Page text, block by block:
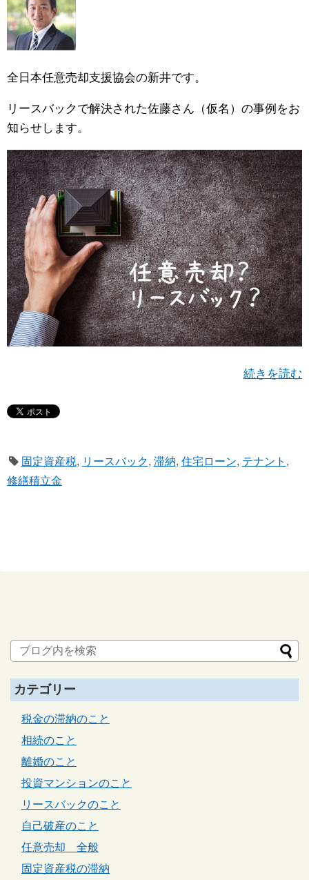
全日本任意売却支援協会の新井です。
リースバックで解決された佐藤さん（仮名）の事例をお
知らせします。
続きを読む
固定資産税, リースバック, 滞納, 住宅ローン, テナント ,
修繕積立金
カテゴリー
税金の滞納のこと
相続のこと
離婚のこと
投資マンションのこと
リースバックのこと
自己破産のこと
任意売却 全般
固定資産税の滞納